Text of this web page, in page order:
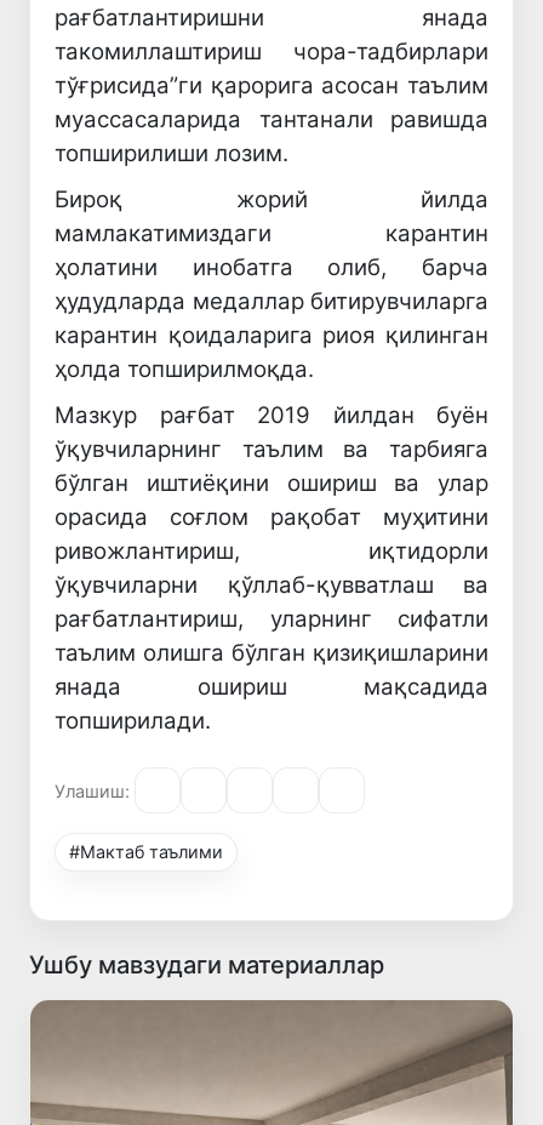
рағбатлантиришни янада
такомиллаштириш чора-тадбирлари
тўғрисида”ги қарорига асосан таълим
муассасаларида тантанали равишда
топширилиши лозим.
Бироқ жорий йилда
мамлакатимиздаги карантин
ҳолатини инобатга олиб, барча
ҳудудларда медаллар битирувчиларга
карантин қоидаларига риоя қилинган
ҳолда топширилмоқда.
Мазкур рағбат 2019 йилдан буён
ўқувчиларнинг таълим ва тарбияга
бўлган иштиёқини ошириш ва улар
орасида соғлом рақобат муҳитини
ривожлантириш, иқтидорли
ўқувчиларни қўллаб-қувватлаш ва
рағбатлантириш, уларнинг сифатли
таълим олишга бўлган қизиқишларини
янада ошириш мақсадида
топширилади.
Улашиш:
#Мактаб таълими
Ушбу мавзудаги материаллар